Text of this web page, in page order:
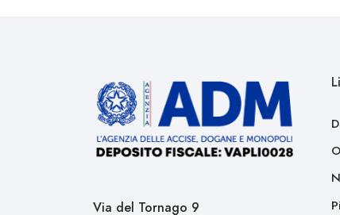
Via del Tornago 9